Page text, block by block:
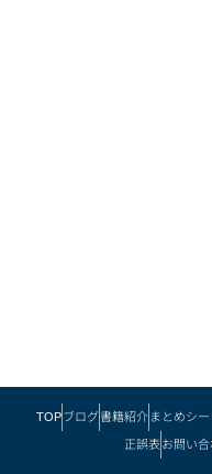
TOPブログ書籍紹介 まとめシ
正誤表 お問い合